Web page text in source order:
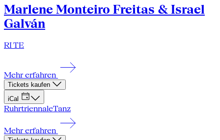
Marlene Monteiro Freitas & Israel
Galván
RI TE
Mehr erfahren
Tickets kaufen
iCal
RuhrtriennaleTanz
Mehr erfahren